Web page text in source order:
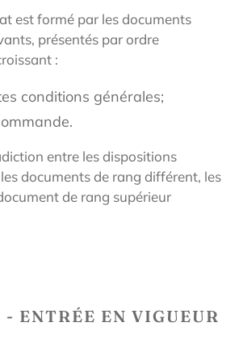
est formé par les documents
présentés par ordre
:
conditions générales;
entre les dispositions
documents de rang différent, les
de rang supérieur
ENTRÉE EN VIGUEUR